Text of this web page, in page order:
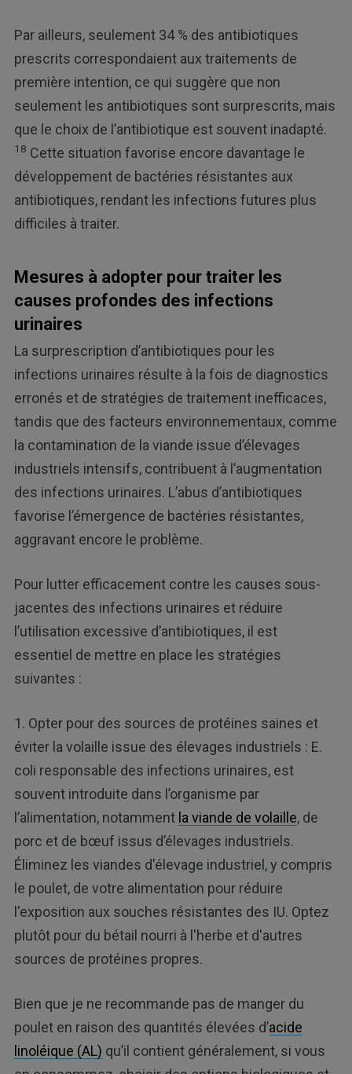
Par ailleurs, seulement 34 % des antibiotiques
prescrits correspondaient aux traitements de
première intention, ce qui suggère que non
seulement les antibiotiques sont surprescrits, mais
que le choix de l’antibiotique est souvent inadapté.
18 Cette situation favorise encore davantage le
développement de bactéries résistantes aux
antibiotiques, rendant les infections futures plus
difficiles à traiter.
Mesures à adopter pour traiter les
causes profondes des infections
urinaires
La surprescription d’antibiotiques pour les
infections urinaires résulte à la fois de diagnostics
erronés et de stratégies de traitement inefficaces,
tandis que des facteurs environnementaux, comme
la contamination de la viande issue d’élevages
industriels intensifs, contribuent à l’augmentation
des infections urinaires. L’abus d’antibiotiques
favorise l’émergence de bactéries résistantes,
aggravant encore le problème.
Pour lutter efficacement contre les causes sous-
jacentes des infections urinaires et réduire
l’utilisation excessive d’antibiotiques, il est
essentiel de mettre en place les stratégies
suivantes :
1. Opter pour des sources de protéines saines et
éviter la volaille issue des élevages industriels : E.
coli responsable des infections urinaires, est
souvent introduite dans l’organisme par
l’alimentation, notamment la viande de volaille, de
porc et de bœuf issus d’élevages industriels.
Éliminez les viandes d'élevage industriel, y compris
le poulet, de votre alimentation pour réduire
l'exposition aux souches résistantes des IU. Optez
plutôt pour du bétail nourri à l'herbe et d'autres
sources de protéines propres.
Bien que je ne recommande pas de manger du
poulet en raison des quantités élevées d’acide
linoléique (AL) qu’il contient généralement, si vous